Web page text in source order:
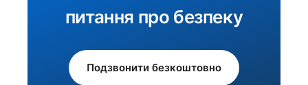
питання про безпеку
Подзвонити безкоштовно